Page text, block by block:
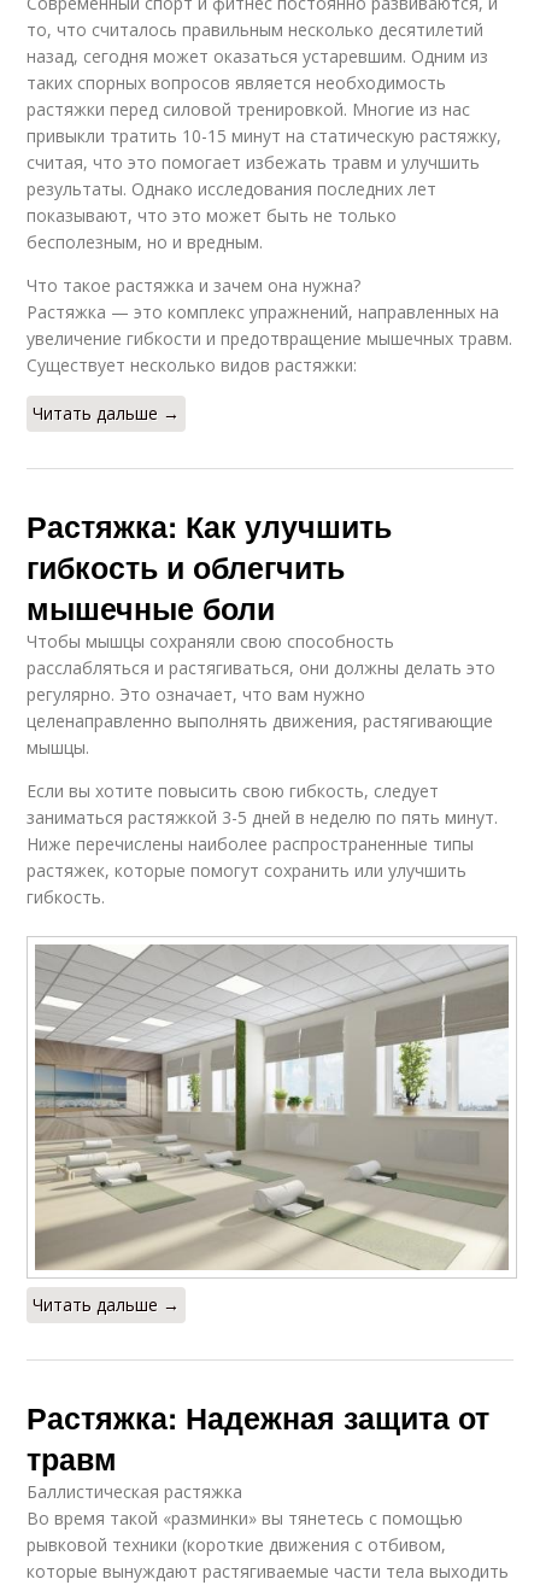
то, что считалось правильным несколько десятилетий
назад, сегодня может оказаться устаревшим. Одним из
таких спорных вопросов является необходимость
растяжки перед силовой тренировкой. Многие из нас
привыкли тратить 10-15 минут на статическую растяжку,
считая, что это помогает избежать травм и улучшить
результаты. Однако исследования последних лет
показывают, что это может быть не только
бесполезным, но и вредным.
Что такое растяжка и зачем она нужна?
Растяжка — это комплекс упражнений, направленных на
увеличение гибкости и предотвращение мышечных травм.
Существует несколько видов растяжки:
Читать дальше →
Растяжка: Как улучшить
гибкость и облегчить
мышечные боли
Чтобы мышцы сохраняли свою способность
расслабляться и растягиваться, они должны делать это
регулярно. Это означает, что вам нужно
целенаправленно выполнять движения, растягивающие
мышцы.
Если вы хотите повысить свою гибкость, следует
заниматься растяжкой 3-5 дней в неделю по пять минут.
Ниже перечислены наиболее распространенные типы
растяжек, которые помогут сохранить или улучшить
гибкость.
Читать дальше →
Растяжка: Надежная защита от
травм
Баллистическая растяжка
Во время такой «разминки» вы тянетесь с помощью
рывковой техники (короткие движения с отбивом,
которые вынуждают растягиваемые части тела выходить